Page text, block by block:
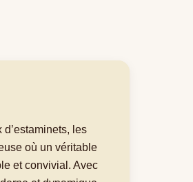
les
où un véritable
et convivial. Avec